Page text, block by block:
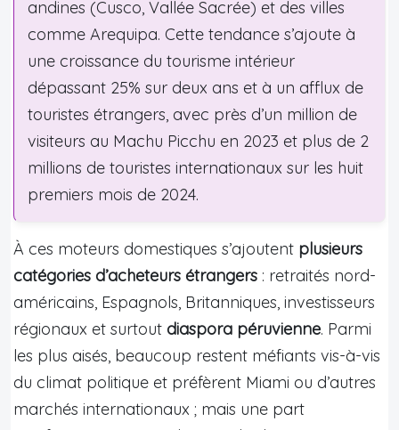
andines (Cusco, Vallée Sacrée) et des villes
comme Arequipa. Cette tendance s’ajoute à
une croissance du tourisme intérieur
dépassant 25% sur deux ans et à un afflux de
touristes étrangers, avec près d’un million de
visiteurs au Machu Picchu en 2023 et plus de 2
millions de touristes internationaux sur les huit
premiers mois de 2024.
À ces moteurs domestiques s’ajoutent plusieurs
catégories d’acheteurs étrangers : retraités nord-
américains, Espagnols, Britanniques, investisseurs
régionaux et surtout diaspora péruvienne. Parmi
les plus aisés, beaucoup restent méfiants vis-à-vis
du climat politique et préfèrent Miami ou d’autres
marchés internationaux ; mais une part